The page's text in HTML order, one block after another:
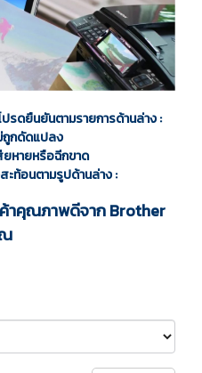
รดยืนยันตามรายการด้านล่าง :
ถูกดัดแปลง
หายหรือฉีกขาด
ท้อนตามรูปด้านล่าง :
าคุณภาพดีจาก Brother